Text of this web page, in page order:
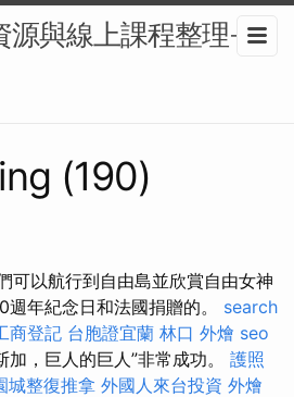
源與線上課程整理-
(190)
以航行到自由島並欣賞自由女神
年紀念日和法國捐贈的。 search
商登記 台胞證宜蘭 林口 外燴 seo
加，巨人的巨人”非常成功。 護照
城整復推拿 外國人來台投資 外燴